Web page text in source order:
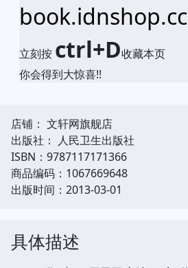
book.idnshop.cc
立刻按 ctrl+D收藏本页
你会得到大惊喜!!
店铺： 文轩网旗舰店
出版社： 人民卫生出版社
ISBN：9787117171366
商品编码：1067669648
出版时间：2013-03-01
具体描述